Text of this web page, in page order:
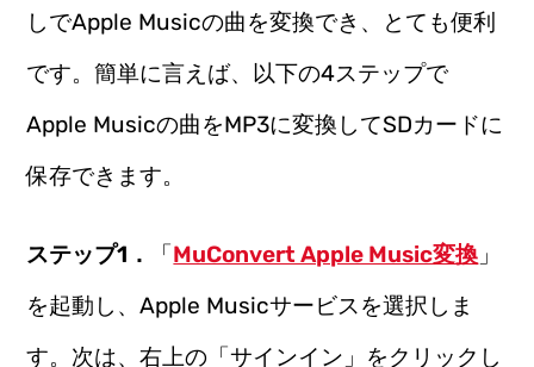
しでApple Musicの曲を変換でき、とても便利
です。簡単に言えば、以下の4ステップで
Apple Musicの曲をMP3に変換してSDカードに
保存できます。
ステップ1． 「MuConvert Apple Music変換 」
を起動し、Apple Musicサービスを選択しま
す。次は、右上の「サインイン」をクリックし